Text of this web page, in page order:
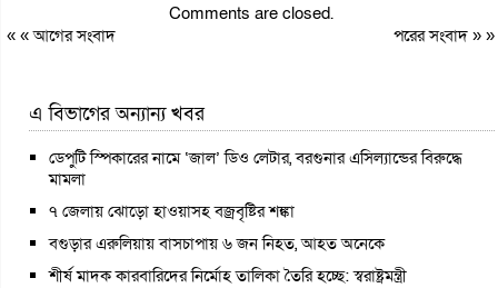
Comments are closed.
« «আগের সংবাদ পরের সংবাদ» »
এ বিভাগের অন্যান্য খবর
ডেপুটি স্পিকারের নামে ‘জাল’ ডিও লেটার, বরগুনার এসিল্যান্ডের বিরুদ্ধে
মামলা
৭ জেলায় ঝোড়ো হাওয়াসহ বজ্রবৃষ্টির শঙ্কা
বগুড়ার এরুলিয়ায় বাসচাপায় ৬ জন নিহত, আহত অনেকে
শীর্ষ মাদক কারবারিদের নির্মোহ তালিকা তৈরি হচ্ছে: স্বরাষ্ট্রমন্ত্রী